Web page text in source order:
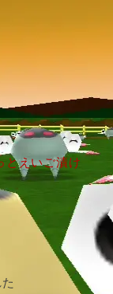
とえいご漬け